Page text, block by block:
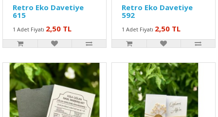
Retro Eko Davetiye
615
1 Adet Fiyatı 2,50 TL
Retro Eko Davetiye
592
1 Adet Fiyatı 2,50 TL